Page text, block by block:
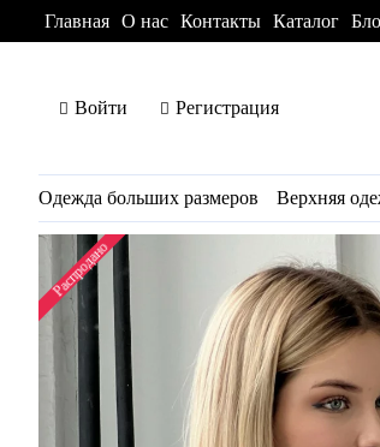
Главная О нас Контакты Каталог
Войти Регистрация
Одежда больших размеров Верхняя
Распродано